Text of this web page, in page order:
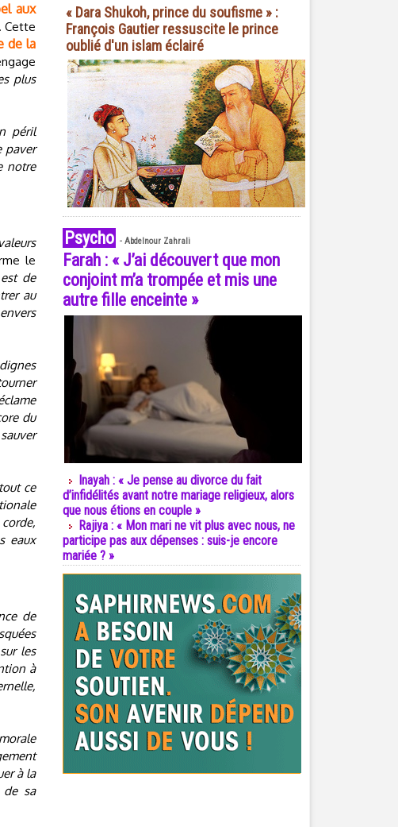
aux
Cette
de la
plus
péril
paver
notre
le
de
au
du
ce
eaux
de
les
à
à la
de sa
« Dara Shukoh, prince du soufisme » :
François Gautier ressuscite le prince
oublié d'un islam éclairé
Psycho - Abdelnour Zahrali
Farah : « J’ai découvert que mon
conjoint m’a trompée et mis une
autre fille enceinte »
Inayah : « Je pense au divorce du fait
d’infidélités avant notre mariage religieux, alors
que nous étions en couple »
Rajiya : « Mon mari ne vit plus avec nous, ne
participe pas aux dépenses : suis-je encore
mariée ? »